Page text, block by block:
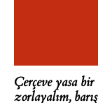
Çerçeve yasa
zorlayalım,